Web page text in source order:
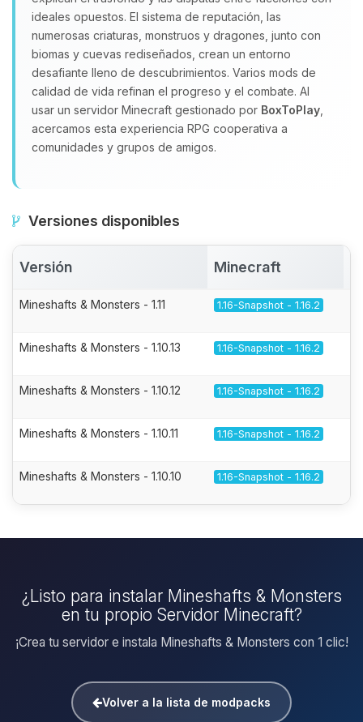
ideales opuestos. El sistema de reputación, las
numerosas criaturas, monstruos y dragones, junto con
biomas y cuevas rediseñados, crean un entorno
desafiante lleno de descubrimientos. Varios mods de
calidad de vida refinan el progreso y el combate. Al
usar un servidor Minecraft gestionado por BoxToPlay
acercamos esta experiencia RPG cooperativa a
comunidades y grupos de amigos.
Versiones disponibles
Versión Minecraft
Mineshafts & Monsters - 1.11 1.16-Snapshot - 1.16.2
Mineshafts & Monsters - 1.10.13 1.16-Snapshot - 1.16.2
Mineshafts & Monsters - 1.10.12 1.16-Snapshot - 1.16.2
Mineshafts & Monsters - 1.10.11 1.16-Snapshot - 1.16.2
Mineshafts & Monsters - 1.10.10 1.16-Snapshot - 1.16.2
¿Listo para instalar Mineshafts & Monsters
en tu propio Servidor Minecraft?
¡Crea tu servidor e instala Mineshafts & Monsters con 1 clic!
Volver a la lista de modpacks